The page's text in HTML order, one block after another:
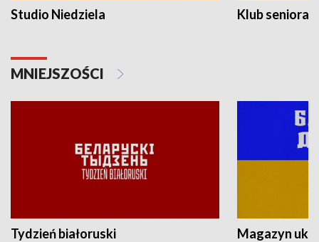
Studio Niedziela Klub seniora
MNIEJSZOŚCI
Tydzień białoruski Magazyn